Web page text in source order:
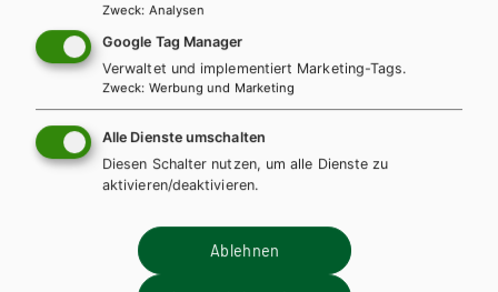
Michaela Kitzwögerer, Ute Wimmer
Dieses Werk ist nur für registrierte
Lehrer/innen bestellbar.
Bitte
anmelden , um zu bestellen.
Zweck: Analysen
Google Tag Manager
Verwaltet und implementiert Marketing-Tags.
Zweck: Werbung und Marketing
Alle Dienste umschalten
Diesen Schalter nutzen, um alle Dienste zu
aktivieren/deaktivieren.
Ablehnen